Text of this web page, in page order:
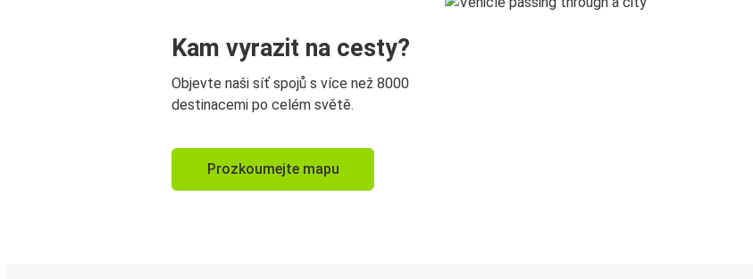
Kam vyrazit na cesty?
Objevte naši síť spojů s více než 8000
destinacemi po celém světě.
Prozkoumejte mapu